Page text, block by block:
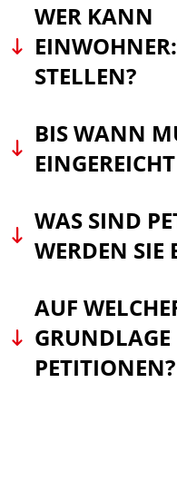
WER KANN
STELLEN?
BIS WANN
WAS SIND
WERDEN SIE
AUF
GRUNDLAGE
PETITIONEN?